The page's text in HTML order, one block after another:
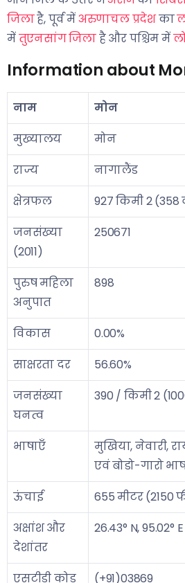
जिलाहै, पूर्व मेंअरुणाचल प्रदेशका
मेंतुएनसांग जिलाहै और पश्चिम में
Information about
नाम
मोन
मुख्यालय
मोन
राज्य
नागालैंड
क्षेत्रफल
927 किमी 2 (358
जनसंख्या
(2011)
250671
पुरुष महिला
अनुपात
898
विकास
0.00%
साक्षरता दर
56.60%
जनसंख्या
घनत्व
390 / किमी 2
भाषाएँ
मुखिया, नेवारी,
एवं बोडो-गारो
ऊंचाई
655 मीटर (2150
अक्षांश और
देशांतर
26.43° N, 95.02° E
एसटीडी कोड
(+91)03869